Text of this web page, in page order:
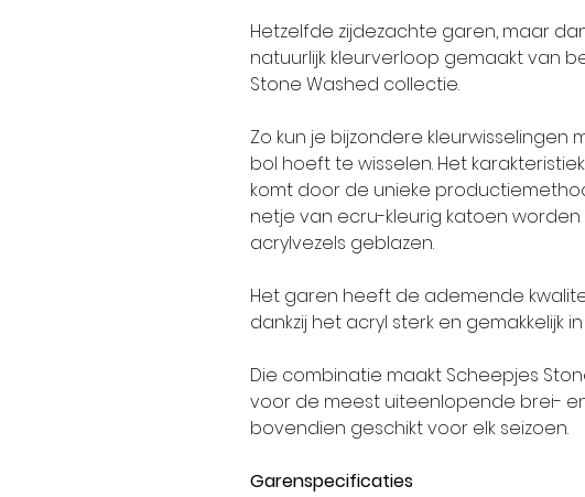
Hetzelfde zijdezachte garen, maar
natuurlijk kleurverloop gemaakt van
Stone Washed collectie.
Zo kun je bijzondere kleurwisselingen
bol hoeft te wisselen. Het
komt door de unieke
netje van ecru-kleurig katoen
acrylvezels geblazen.
Het garen heeft de ademende
dankzij het acryl sterk en gemakkelijk
Die combinatie maakt Scheepjes
voor de meest uiteenlopende brei-
bovendien geschikt voor elk seizoen.
Garenspecificaties